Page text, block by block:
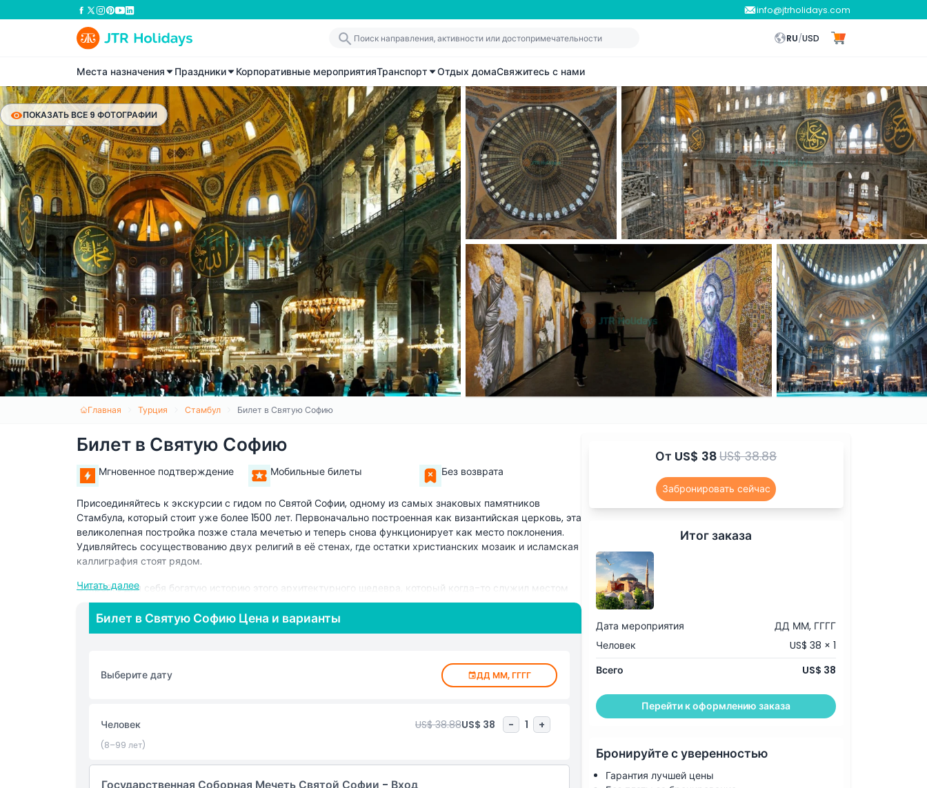
info@jtrholidays.com
RU/USD
Места назначения Праздники Корпоративные мероприятияТранспорт Отдых домаСвяжитесь с нами
ПОКАЗАТЬ ВСЕ 9 ФОТОГРАФИИ
Главная Турция Стамбул Билет в Святую Софию
Билет в Святую Софию
Мгновенное подтверждение Мобильные билеты Без возврата
Присоединяйтесь к экскурсии с гидом по Святой Софии, одному из самых знаковых памятников
Стамбула, который стоит уже более 1500 лет. Первоначально построенная как византийская церковь, эта
великолепная постройка позже стала мечетью и теперь снова функционирует как место поклонения.
Удивляйтесь сосуществованию двух религий в её стенах, где остатки христианских мозаик и исламская
каллиграфия стоят рядом.
Откройте для себя богатую историю этого архитектурного шедевра, который когда-то служил местом
коронации римских императоров, встречей султанов с народом и центром православного христианства.
Встаньте под его внушительным куполом, который в течение 800 лет был крупнейшим в мире,
возвышаясь на 56 метров над землёй. Ощутите великолепие места, свидетеля подъёмов и падений
Для тех, кто приобретает входные билеты, открывается возможность самостоятельного осмотра
захватывающих интерьеров Святой Софии. Полюбуйтесь изысканной османской плиткой, сложными
создавая королевскую и духовную атмосферу. Прогуливаясь по священным залам, раскрывайте
скрытые истории и вечные сокровища, делающие этот исторический памятник поистине
исключительным.
Читать далее
Билет в Святую Софию Цена и варианты
Выберите дату ДД ММ, ГГГГ
Человек US$ 38.88US$ 38 - 1 +
(8–99 лет)
От US$ 38US$ 38.88
Забронировать сейчас
Итог заказа
Дата мероприятия
ДД ММ, ГГГГ
Человек
US$ 38 × 1
Всего
US$ 38
Перейти к оформлению заказа
Бронируйте с уверенностью
Гарантия лучшей цены